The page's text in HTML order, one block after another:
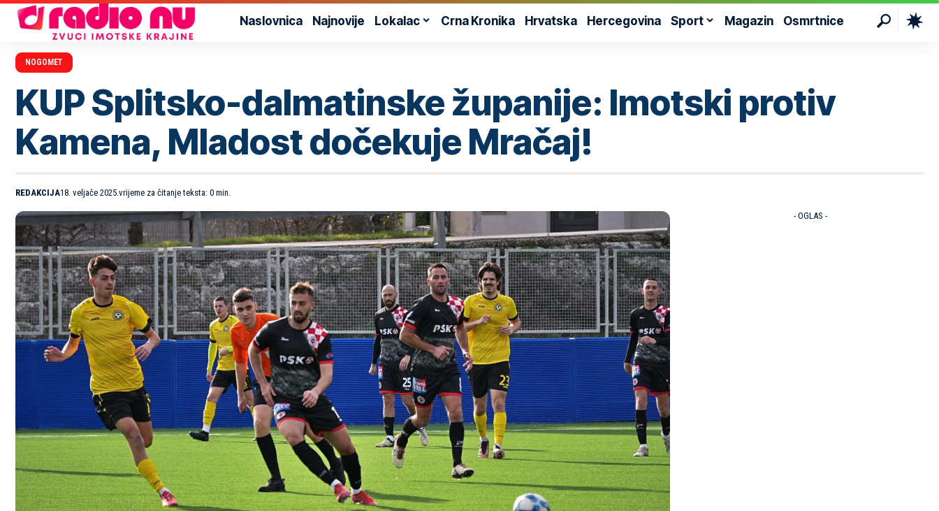
Naslovnica Najnovije Lokalac Crna Kronika Hrvatska Hercegovina Sport Magazin Osmrtnice
NOGOMET
KUP Splitsko-dalmatinske županije: Imotski protiv
Kamena, Mladost dočekuje Mračaj!
REDAKCIJA18. veljače 2025. vrijeme za čitanje teksta: 0 min.
- OGLAS -